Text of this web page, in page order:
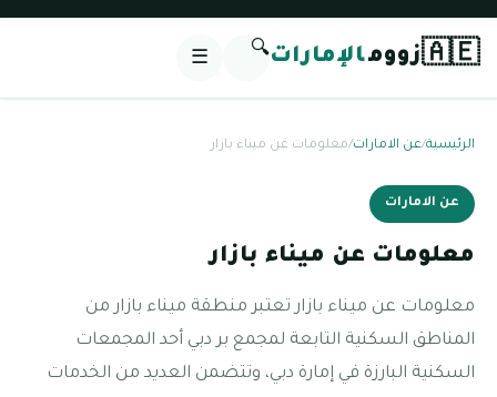
🇦🇪زوومالإمارات🔍
☰
الرئيسية/عن الامارات/معلومات عن ميناء بازار
عن الامارات
معلومات عن ميناء بازار
معلومات عن ميناء بازار تعتبر منطقة ميناء بازار من
المناطق السكنية التابعة لمجمع بر دبي أحد المجمعات
السكنية البارزة في إمارة دبي، وتتضمن العديد من الخدمات